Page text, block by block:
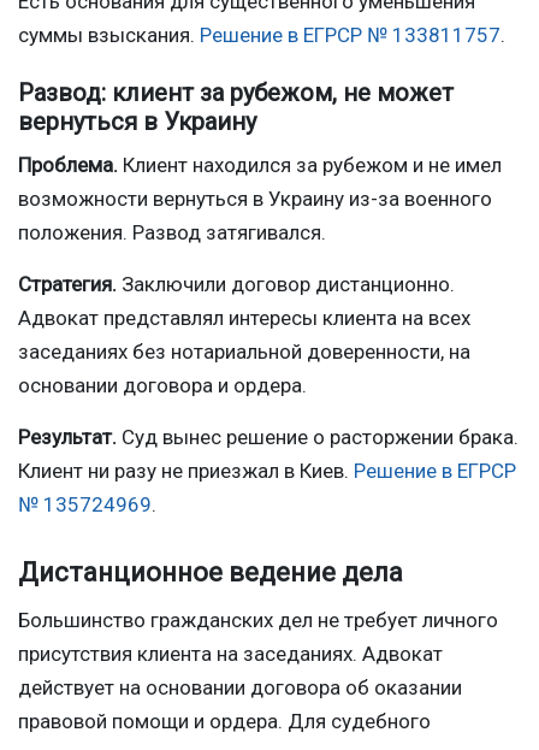
суммы взыскания. Решение в ЕГРСР № 133811757.
Развод: клиент за рубежом, не может
вернуться в Украину
Проблема. Клиент находился за рубежом и не имел
возможности вернуться в Украину из-за военного
положения. Развод затягивался.
Стратегия. Заключили договор дистанционно.
Адвокат представлял интересы клиента на всех
заседаниях без нотариальной доверенности, на
основании договора и ордера.
Результат. Суд вынес решение о расторжении брака.
Клиент ни разу не приезжал в Киев. Решение в ЕГРСР
№ 135724969.
Дистанционное ведение дела
Большинство гражданских дел не требует личного
присутствия клиента на заседаниях. Адвокат
действует на основании договора об оказании
правовой помощи и ордера. Для судебного